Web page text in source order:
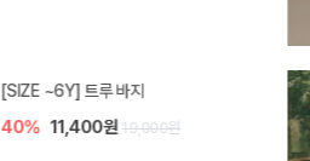
엘로디 니트 아기 바지
30% 14,000원 20,000원